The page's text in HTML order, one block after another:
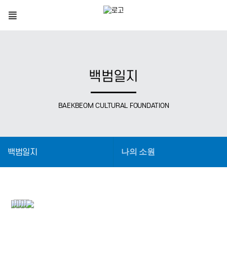
백범일지 나의 소원
백범일지
BAEKBEOM CULTURAL FOUNDATION